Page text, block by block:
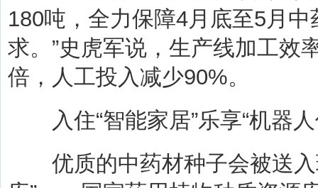
180吨，全力保障4月底至5月
求。”史虎军说，生产线加工效
倍，人工投入减少90%。
入住“智能家居”乐享“机器人
优质的中药材种子会被送入